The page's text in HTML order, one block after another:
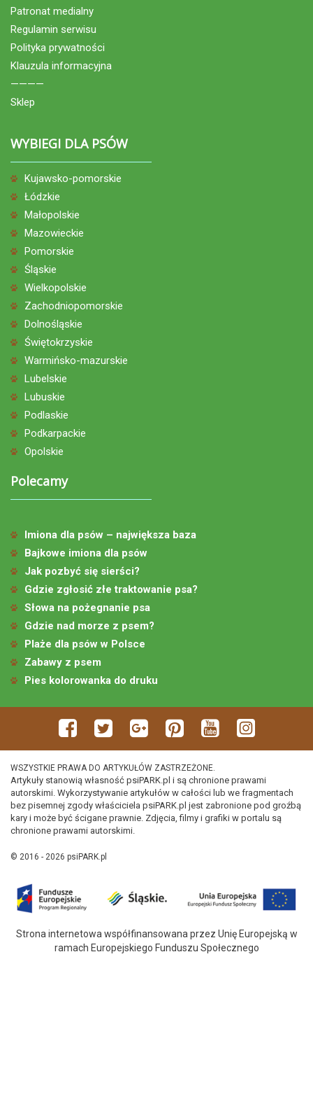
Patronat medialny
Regulamin serwisu
Polityka prywatności
Klauzula informacyjna
————
Sklep
WYBIEGI DLA PSÓW
Kujawsko-pomorskie
Łódzkie
Małopolskie
Mazowieckie
Pomorskie
Śląskie
Wielkopolskie
Zachodniopomorskie
Dolnośląskie
Świętokrzyskie
Warmińsko-mazurskie
Lubelskie
Lubuskie
Podlaskie
Podkarpackie
Opolskie
Polecamy
Imiona dla psów – największa baza
Bajkowe imiona dla psów
Jak pozbyć się sierści?
Gdzie zgłosić złe traktowanie psa?
Słowa na pożegnanie psa
Gdzie nad morze z psem?
Plaże dla psów w Polsce
Zabawy z psem
Pies kolorowanka do druku
WSZYSTKIE PRAWA DO ARTYKUŁÓW ZASTRZEŻONE.
Artykuły stanowią własność psiPARK.pl i są chronione prawami
autorskimi. Wykorzystywanie artykułów w całości lub we fragmentach
bez pisemnej zgody właściciela psiPARK.pl jest zabronione pod groźbą
kary i może być ścigane prawnie. Zdjęcia, filmy i grafiki w portalu są
chronione prawami autorskimi.
© 2016 - 2026 psiPARK.pl
Strona internetowa współfinansowana przez Unię Europejską w
ramach Europejskiego Funduszu Społecznego